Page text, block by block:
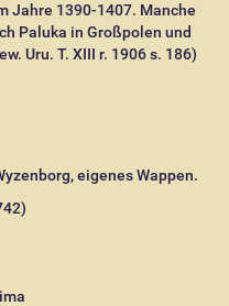
Jahre 1390-1407. Manche
Paluka in Großpolen und
Uru. T. XIII r. 1906 s. 186)
eigenes Wappen.